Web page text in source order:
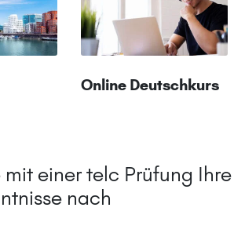
Online Deutschkurs
mit einer telc Prüfung Ihre
nach